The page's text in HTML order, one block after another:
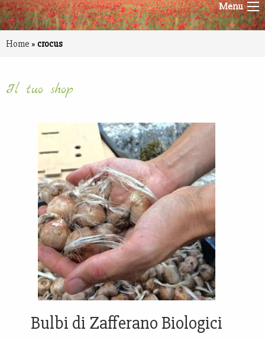
Menu
Home » crocus
Il tuo shop
Bulbi di Zafferano Biologici